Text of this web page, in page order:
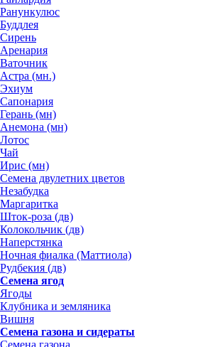
Ранункулюс
Буддлея
Сирень
Аренария
Ваточник
Астра (мн.)
Эхиум
Сапонария
Герань (мн)
Анемона (мн)
Лотос
Чай
Ирис (мн)
Семена двулетних цветов
Незабудка
Маргаритка
Шток-роза (дв)
Колокольчик (дв)
Наперстянка
Ночная фиалка (Маттиола)
Рудбекия (дв)
Семена ягод
Ягоды
Клубника и земляника
Вишня
Семена газона и сидераты
Семена газона